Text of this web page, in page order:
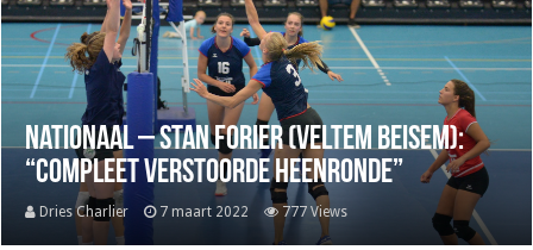
Nationaal – Stan Forier (Veltem Beisem):
“Compleet verstoorde heenronde”
Dries Charlier 7 maart 2022 777 Views